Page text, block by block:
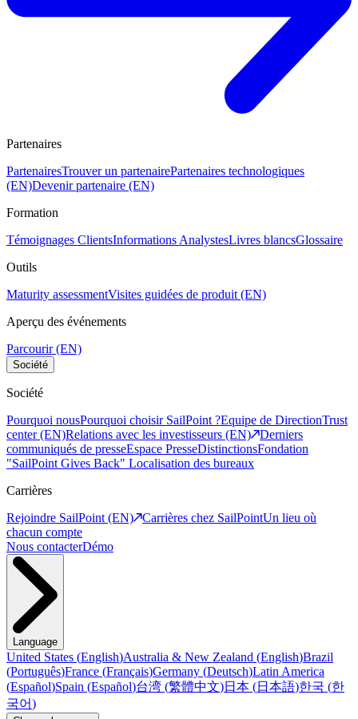
Partenaires
PartenairesTrouver un partenairePartenaires technologiques
(EN)Devenir partenaire (EN)
Formation
Témoignages ClientsInformations AnalystesLivres blancsGlossaire
Outils
Maturity assessmentVisites guidées de produit (EN)
Aperçu des événements
Parcourir (EN)
Société
Société
Pourquoi nousPourquoi choisir SailPoint ?Equipe de DirectionTrust
center (EN)Relations avec les investisseurs (EN)
Derniers
communiqués de presseEspace PresseDistinctionsFondation
"SailPoint Gives Back" Localisation des bureaux
Carrières
Rejoindre SailPoint (EN)
Carrières chez SailPointUn lieu où
chacun compte
Nous contacterDémo
Language
United States (English)Australia & New Zealand (English)Brazil
(Português)France (Français)Germany (Deutsch)Latin America
(Español)Spain (Español)台湾 (繁體中文)日本 (日本語)한국 (한
국어)